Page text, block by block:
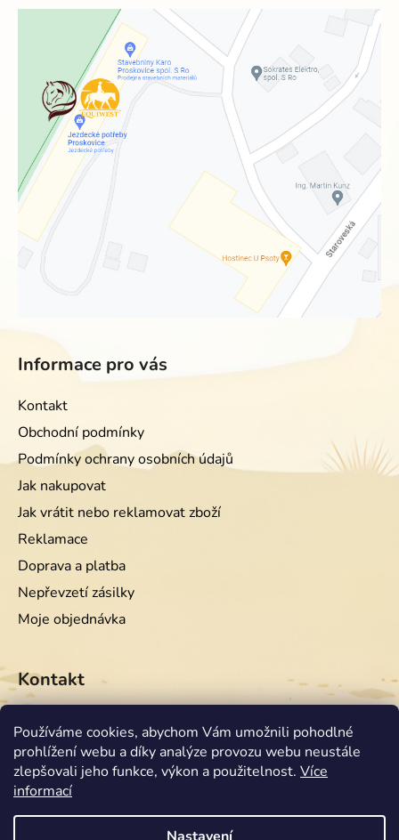
Používáme cookies, abychom Vám umožnili pohodlné
prohlížení webu a díky analýze provozu webu neustále
zlepšovali jeho funkce, výkon a použitelnost. Více
informací
Informace pro vás
Kontakt
Obchodní podmínky
Podmínky ochrany osobních údajů
Jak nakupovat
Jak vrátit nebo reklamovat zboží
Reklamace
Doprava a platba
Nepřevzetí zásilky
Moje objednávka
Kontakt
info @equiwest.cz
+420724001554